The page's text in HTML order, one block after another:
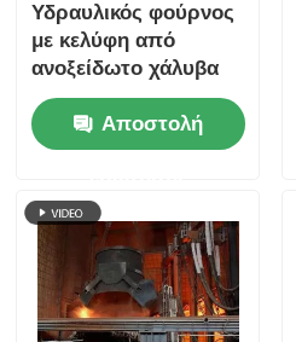
Υδραυλικός φούρνος
με κελύφη από
ανοξείδωτο χάλυβα
Αποστολή